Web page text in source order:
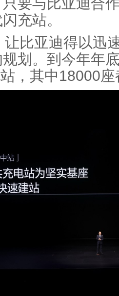
充站。
让比亚迪得以迅
划。到今年年
，其中18000